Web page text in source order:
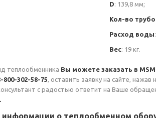
D: 139,8 мм;
Кол-во
Расход воды
Вес: 19 кг.
теплообменника Вы можете заказать в
800-302-58-75, оставить заявку на сайте,
с радостью ответит на Ваше
о теплообменном